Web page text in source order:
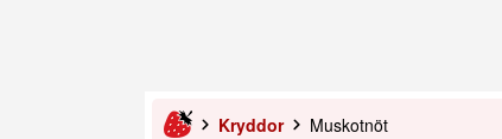
Kryddor Muskotnöt